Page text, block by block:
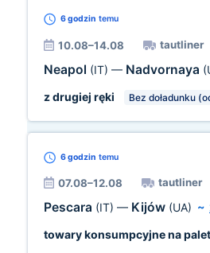
6 godzin temu
10.08–14.08 tautliner
Neapol (IT) — Nadvornaya
z drugiej ręki
Bez doładunku
6 godzin temu
07.08–12.08 tautliner
Pescara (IT) — Kijów (UA) ~
towary konsumpcyjne na